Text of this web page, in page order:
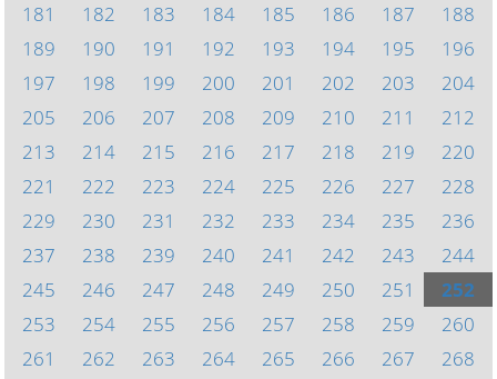
181
182 183 184 185 186 187
188
189
190 191 192 193 194 195
196
197
198 199 200 201 202 203
204
205
206 207 208 209 210 211
212
213
214 215 216 217 218 219
220
221
222 223 224 225 226 227
228
229
230 231 232 233 234 235
236
237
238 239 240 241 242 243
244
245
246 247 248 249 250 251
252
253
254 255 256 257 258 259
260
261
262 263 264 265 266 267
268